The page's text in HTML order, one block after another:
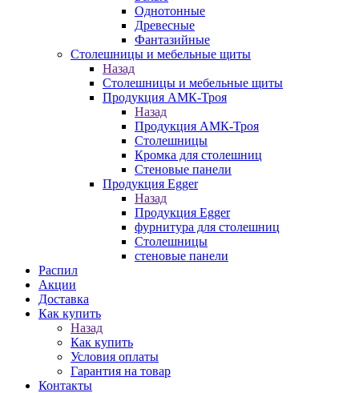
Однотонные
Древесные
Фантазийные
Столешницы и мебельные щиты
Назад
Столешницы и мебельные щиты
Продукция АМК-Троя
Назад
Продукция АМК-Троя
Столешницы
Кромка для столешниц
Стеновые панели
Продукция Egger
Назад
Продукция Egger
фурнитура для столешниц
Столешницы
стеновые панели
Распил
Акции
Доставка
Как купить
Назад
Как купить
Условия оплаты
Гарантия на товар
Контакты